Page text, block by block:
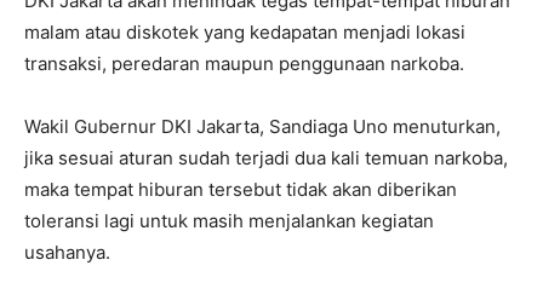
malam atau diskotek yang kedapatan menjadi lokasi
transaksi, peredaran maupun penggunaan narkoba.
Wakil Gubernur DKI Jakarta, Sandiaga Uno menuturkan,
jika sesuai aturan sudah terjadi dua kali temuan narkoba,
maka tempat hiburan tersebut tidak akan diberikan
toleransi lagi untuk masih menjalankan kegiatan
usahanya.